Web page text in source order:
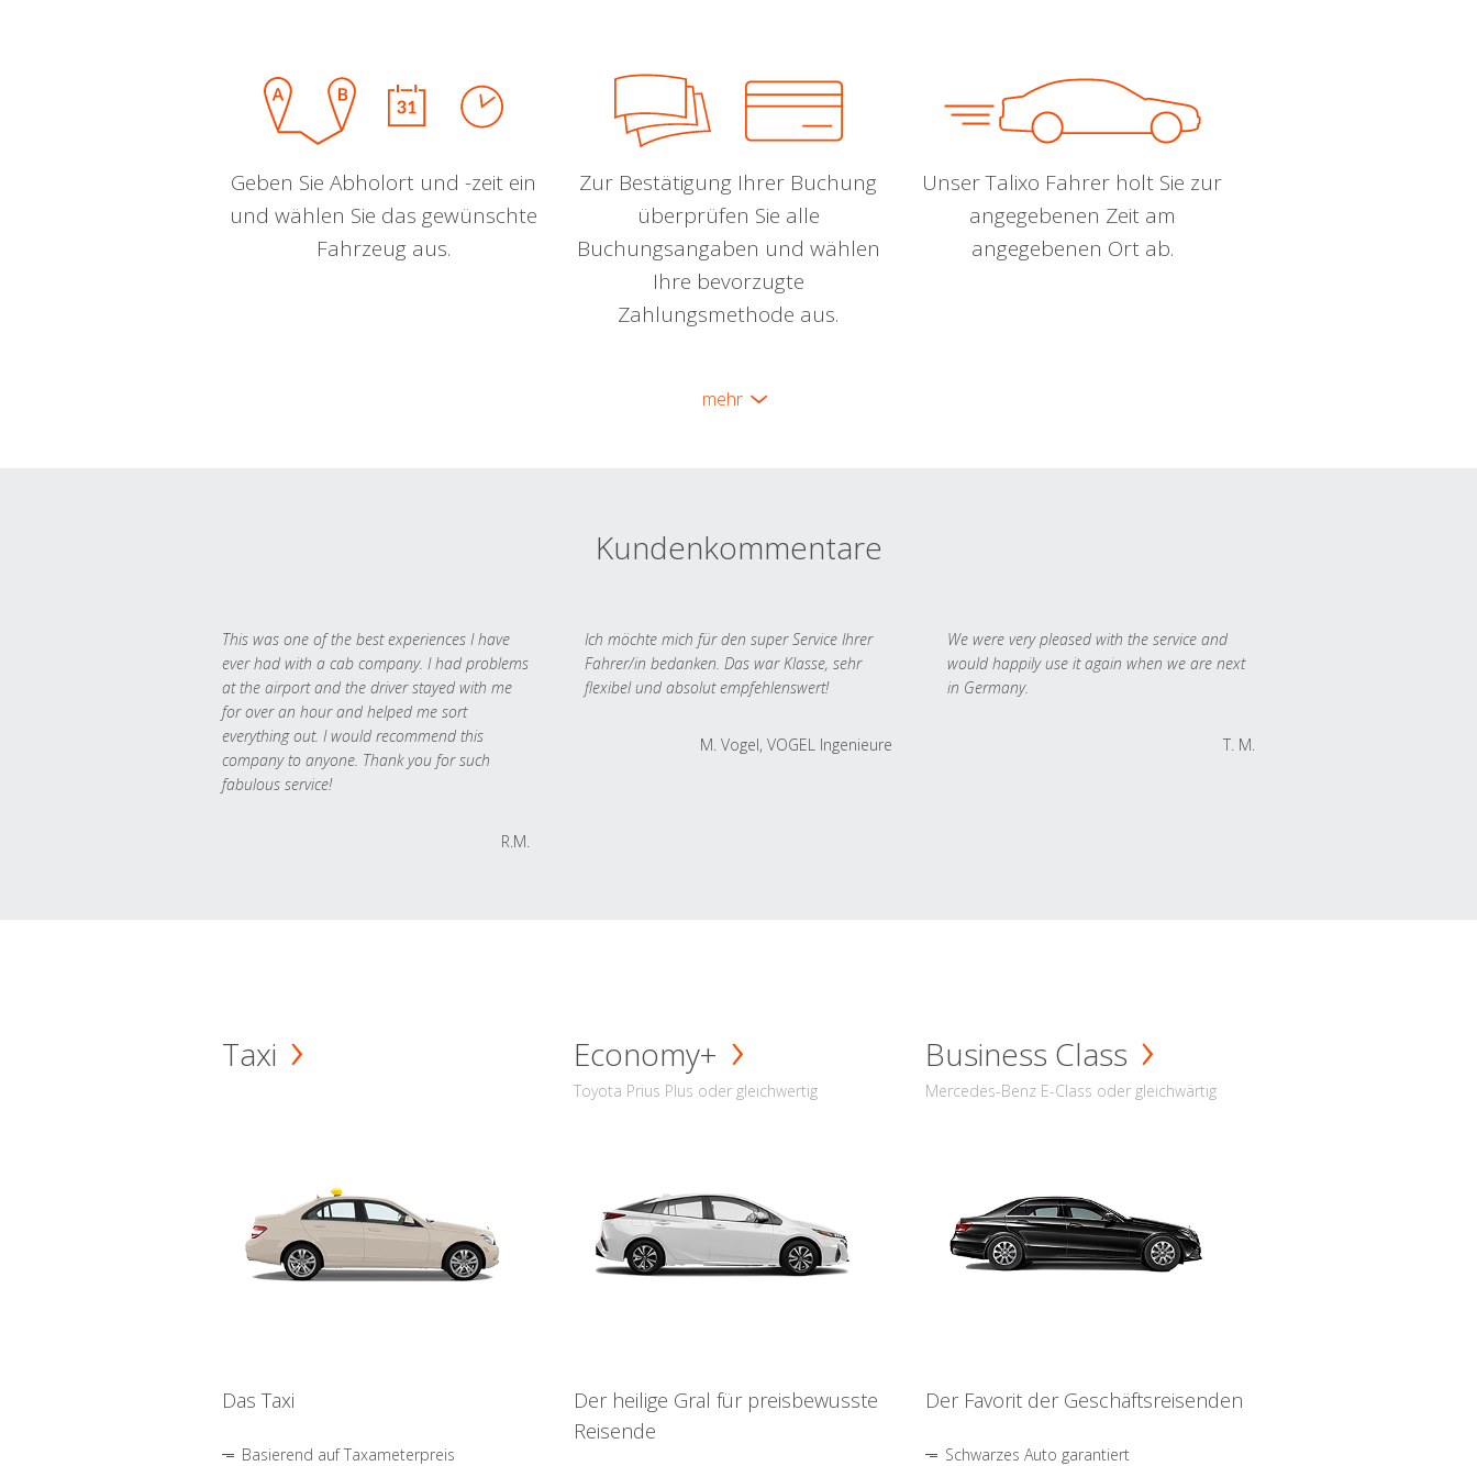
Geben Sie Abholort und -zeit ein
und wählen Sie das gewünschte
Fahrzeug aus.
Zur Bestätigung Ihrer Buchung
überprüfen Sie alle
Buchungsangaben und wählen
Ihre bevorzugte
Zahlungsmethode aus.
Unser Talixo Fahrer holt Sie zur
angegebenen Zeit am
angegebenen Ort ab.
mehr
Kundenkommentare
This was one of the best experiences I have
ever had with a cab company. I had problems
at the airport and the driver stayed with me
for over an hour and helped me sort
everything out. I would recommend this
company to anyone. Thank you for such
fabulous service!
R.M.
Ich möchte mich für den super Service Ihrer
Fahrer/in bedanken. Das war Klasse, sehr
flexibel und absolut empfehlenswert!
M. Vogel, VOGEL Ingenieure
We were very pleased with the service and
would happily use it again when we are next
in Germany.
T. M.
Taxi
Das Taxi
Basierend auf Taxameterpreis
Economy+
Toyota Prius Plus oder gleichwertig
Der heilige Gral für preisbewusste
Reisende
Business Class
Mercedes-Benz E-Class oder gleichwärtig
Der Favorit der Geschäftsreisenden
Schwarzes Auto garantiert